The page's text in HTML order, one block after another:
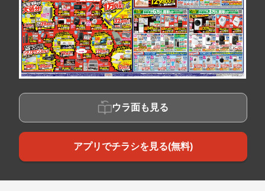
ウラ面も見る
アプリでチラシを見る(無料)